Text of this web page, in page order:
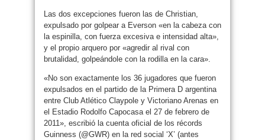
Las dos excepciones fueron las de Christian,
expulsado por golpear a Everson «en la cabeza con
la espinilla, con fuerza excesiva e intensidad alta»,
y el propio arquero por «agredir al rival con
brutalidad, golpeándole con la rodilla en la cara».
«No son exactamente los 36 jugadores que fueron
expulsados ​​en el partido de la Primera D argentina
entre Club Atlético Claypole y Victoriano Arenas en
el Estadio Rodolfo Capocasa el 27 de febrero de
2011», escribió la cuenta oficial de los récords
Guinness (@GWR) en la red social ‘X’ (antes